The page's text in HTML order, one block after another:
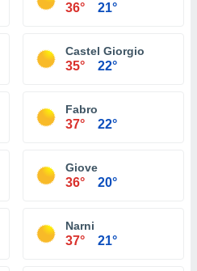
36° 21°
Castel Giorgio
35° 22°
Fabro
37° 22°
Giove
36° 20°
Narni
37° 21°